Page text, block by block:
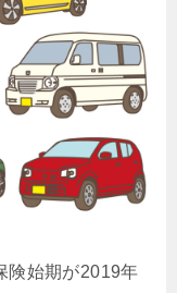
険始期が2019年